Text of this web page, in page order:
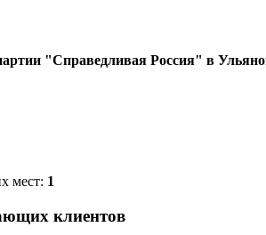
"Справедливая Россия" в
мест: 1
клиентов